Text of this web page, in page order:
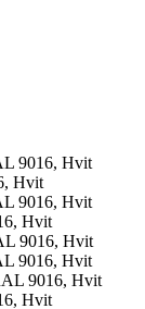
9016, Hvit
Hvit
9016, Hvit
Hvit
9016, Hvit
9016, Hvit
9016, Hvit
Hvit